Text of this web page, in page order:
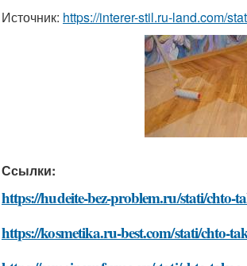
Источник: https://interer-stil.ru-land.com/
Ссылки:
https://hudeite-bez-problem.ru/stati/chto-
https://kosmetika.ru-best.com/stati/chto-